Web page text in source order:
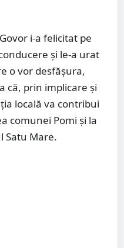
i-a felicitat pe
și le-a urat
o vor desfășura,
că, prin implicare și
locală va contribui
comunei Pomi și la
Satu Mare.